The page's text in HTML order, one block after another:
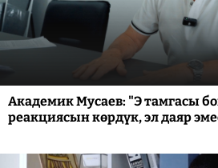
Академик Мусаев: "Э тамгасы
реакциясын көрдүк, эл даяр